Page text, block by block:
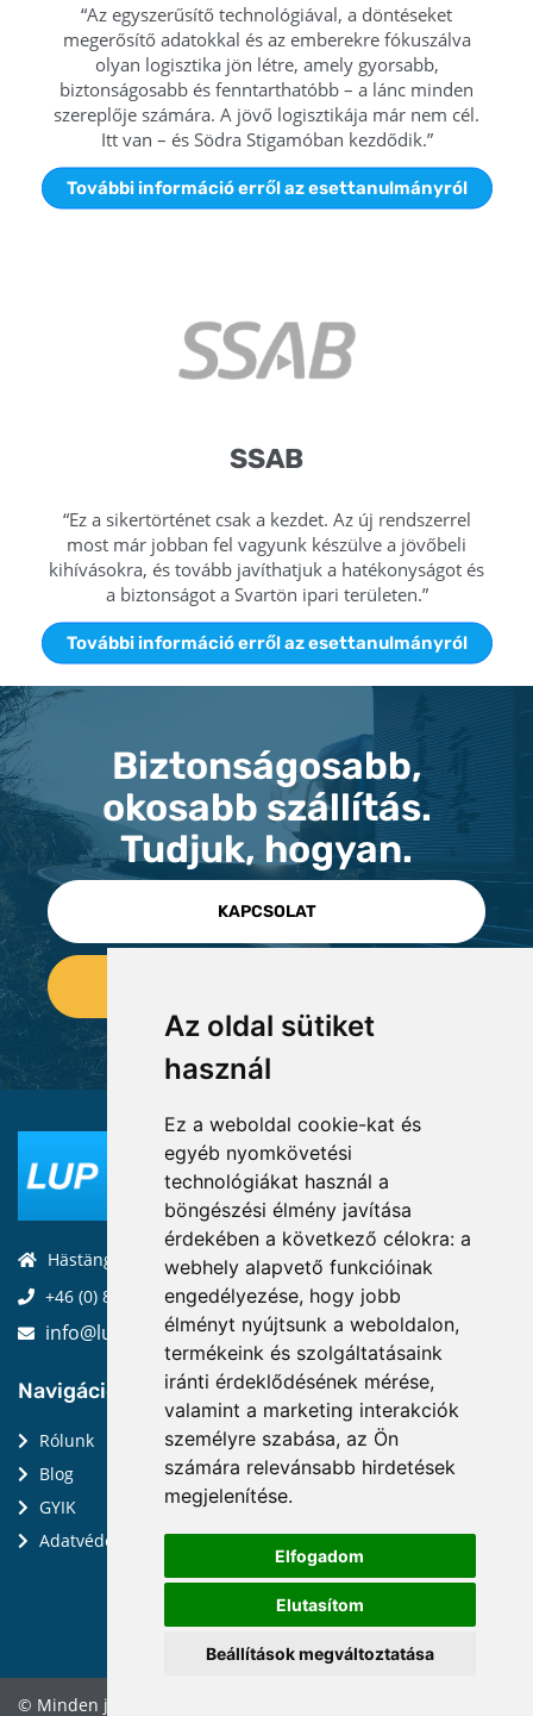
Az oldal sütiket
használ
Ez a weboldal cookie-kat és
egyéb nyomkövetési
technológiákat használ a
böngészési élmény javítása
érdekében a következő célokra: a
webhely alapvető funkcióinak
engedélyezése, hogy jobb
élményt nyújtsunk a weboldalon,
termékeink és szolgáltatásaink
iránti érdeklődésének mérése,
valamint a marketing interakciók
személyre szabása, az Ön
számára relevánsabb hirdetések
megjelenítése.
Elfogadom
Elutasítom
Beállítások megváltoztatása
“Az egyszerűsítő technológiával, a döntéseket
megerősítő adatokkal és az emberekre fókuszálva
olyan logisztika jön létre, amely gyorsabb,
biztonságosabb és fenntarthatóbb – a lánc minden
szereplője számára. A jövő logisztikája már nem cél.
Itt van – és Södra Stigamóban kezdődik.”
További információ erről az esettanulmányról
SSAB
“Ez a sikertörténet csak a kezdet. Az új rendszerrel
most már jobban fel vagyunk készülve a jövőbeli
kihívásokra, és tovább javíthatjuk a hatékonyságot és
a biztonságot a Svartön ipari területen.”
További információ erről az esettanulmányról
Biztonságosabb,
okosabb szállítás.
Tudjuk, hogyan.
KAPCSOLAT
Hästängsuddsvägen 19, 184 94, Åkersberga
+46 (0) 8-970 970
info@luptechnologies.com
Navigáció:
Rólunk
Blog
GYIK
Adatvédelmi irányelvek
© Minden jog fenntartva